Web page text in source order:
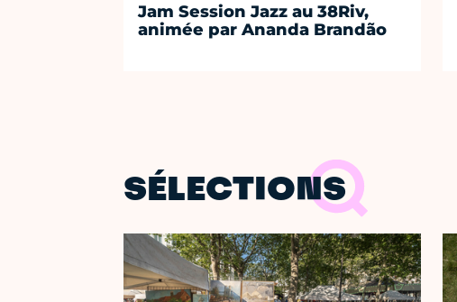
Jam Session Jazz au 38Riv,
animée par Ananda Brandão
SÉLECTIONS